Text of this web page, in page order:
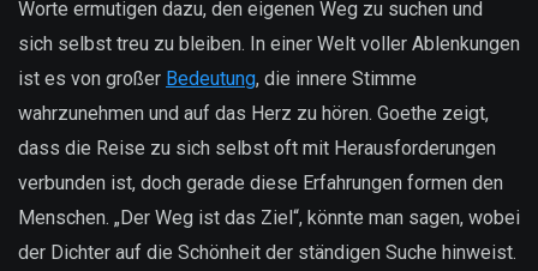
Worte ermutigen dazu, den eigenen Weg zu suchen und
sich selbst treu zu bleiben. In einer Welt voller Ablenkungen
ist es von großer Bedeutung, die innere Stimme
wahrzunehmen und auf das Herz zu hören. Goethe zeigt,
dass die Reise zu sich selbst oft mit Herausforderungen
verbunden ist, doch gerade diese Erfahrungen formen den
Menschen. „Der Weg ist das Ziel“, könnte man sagen, wobei
der Dichter auf die Schönheit der ständigen Suche hinweist.